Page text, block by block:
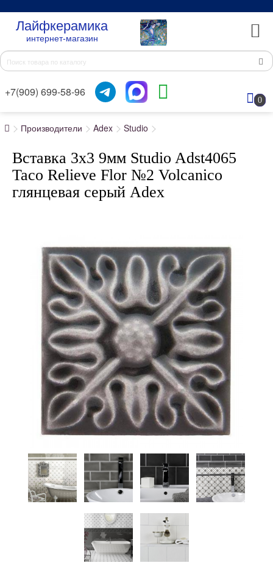
Лайфкерамика
интернет-магазин
+7(909) 699-58-96
0
Производители Adex Studio
Вставка 3x3 9мм Studio Adst4065
Taco Relieve Flor №2 Volcanico
глянцевая серый Adex